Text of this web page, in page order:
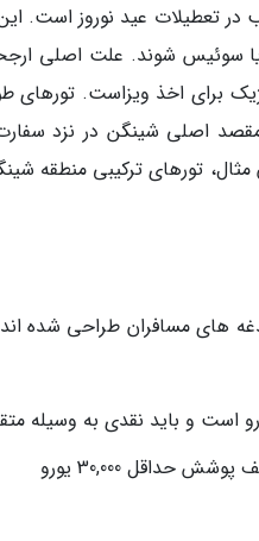
در تعطیلات عید نوروز است.
یا سوئیس شوند. علت اصلی
برای اخذ ویزاست. تورهای
اصلی شینگن در نزد
های مسافران طراحی شده
30,000 یورو